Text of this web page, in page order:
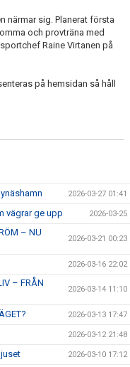
närmar sig. Planerat första
och provträna med
Raine Virtanen på
på hemsidan så håll
2026-03-27 01:41
vägrar ge upp 2026-03-25
– NU
2026-03-21 00:23
2026-03-16 22:02
– FRÅN
2026-03-14 11:10
2026-03-13 17:47
2026-03-12 21:48
2026-03-10 17:12